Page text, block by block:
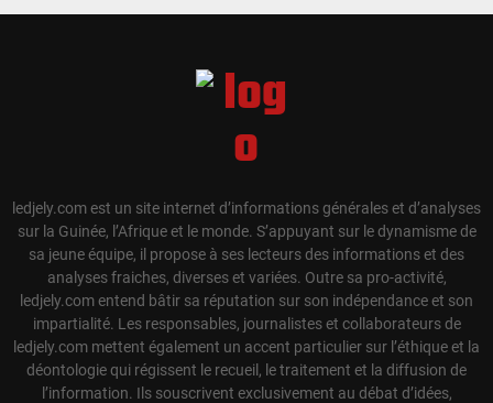
ledjely.com est un site internet d’informations générales et d’analyses
sur la Guinée, l’Afrique et le monde. S’appuyant sur le dynamisme de
sa jeune équipe, il propose à ses lecteurs des informations et des
analyses fraiches, diverses et variées. Outre sa pro-activité,
ledjely.com entend bâtir sa réputation sur son indépendance et son
impartialité. Les responsables, journalistes et collaborateurs de
ledjely.com mettent également un accent particulier sur l’éthique et la
déontologie qui régissent le recueil, le traitement et la diffusion de
l’information. Ils souscrivent exclusivement au débat d’idées,